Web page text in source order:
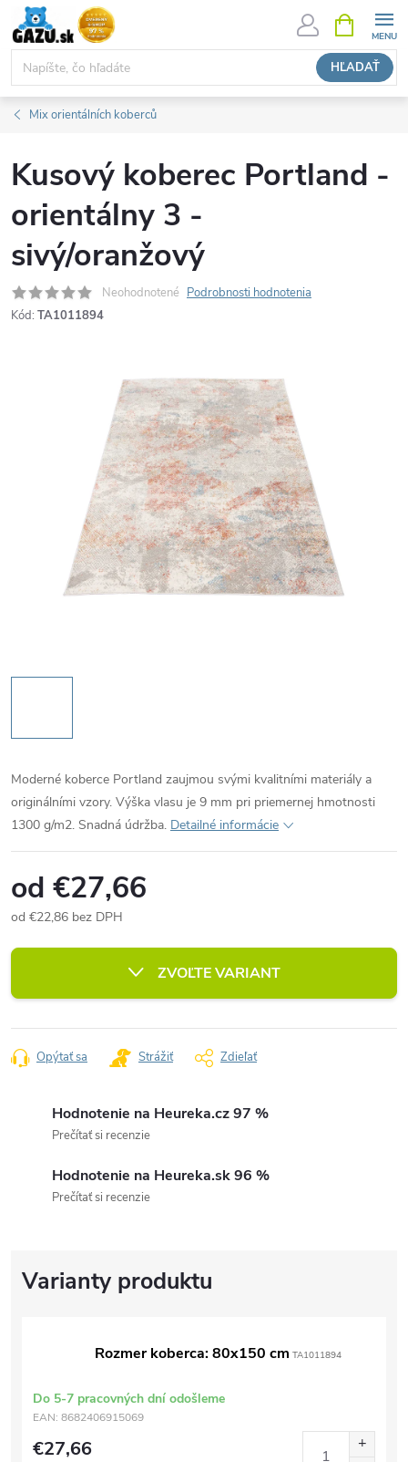
Prejsť
na
obsah
HĽADAŤ
KOŠÍK
Mix orientálních koberců
Kusový koberec Portland -
orientálny 3 -
sivý/oranžový
Neohodnotené Podrobnosti hodnotenia
Kód: TA1011894
Moderné koberce Portland zaujmou svými kvalitními materiály a
originálními vzory. Výška vlasu je 9 mm pri priemernej hmotnosti
1300 g/m2. Snadná údržba. Detailné informácie
od €27,66
od €22,86 bez DPH
cena:
ZVOĽTE VARIANT
Opýtať sa Strážiť Zdieľať
Hodnotenie na Heureka.cz 97 %
Prečítať si recenzie
Hodnotenie na Heureka.sk 96 %
Prečítať si recenzie
Rozmer koberca: 80x150 cm TA1011894
Do 5-7 pracovných dní odošleme
EAN: 8682406915069
€27,66